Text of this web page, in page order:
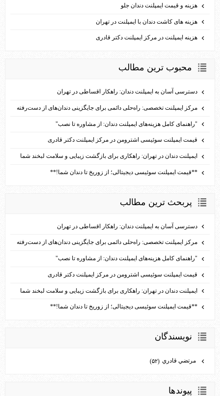
هزینه و قیمت ایمپلنت دندان جلو
هزینه های کاشت دندان با ایمپلنت در تهران
هزینه ایمپلنت در مرکز ایمپلنت دکتر قادری
محبوب ترين مطالب
دسترسی آسان به ایمپلنت دندان: راهکار اقساطی در تهران
مرکز ایمپلنت تخصصی: راه‌حلی دائمی برای جایگزینی دندان‌های از دست‌رفته
"راهنمای کامل هزینه‌های ایمپلنت دندان: از مشاوره تا نصب"
قیمت ایمپلنت سوئیسی اشترومن در مرکز ایمپلنت دکتر قادری
ایمپلنت دندان در تهران: راهکاری برای بازگشت زیبایی و سلامت لبخند شما
**قیمت ایمپلنت سوئیسی دیجیتالی؛ از زوریخ تا دندان شما!**
پربحث ترين مطالب
دسترسی آسان به ایمپلنت دندان: راهکار اقساطی در تهران
مرکز ایمپلنت تخصصی: راه‌حلی دائمی برای جایگزینی دندان‌های از دست‌رفته
"راهنمای کامل هزینه‌های ایمپلنت دندان: از مشاوره تا نصب"
قیمت ایمپلنت سوئیسی اشترومن در مرکز ایمپلنت دکتر قادری
ایمپلنت دندان در تهران: راهکاری برای بازگشت زیبایی و سلامت لبخند شما
**قیمت ایمپلنت سوئیسی دیجیتالی؛ از زوریخ تا دندان شما!**
نويسندگان
مرتضي قادري (۵۲)
پيوندها